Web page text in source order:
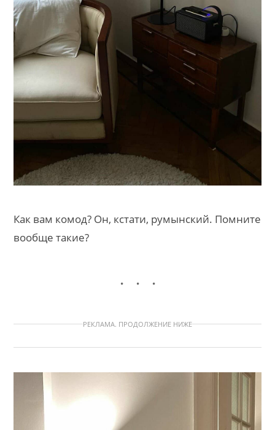
Как вам комод? Он, кстати, румынский. Помните
вообще такие?
РЕКЛАМА. ПРОДОЛЖЕНИЕ НИЖЕ